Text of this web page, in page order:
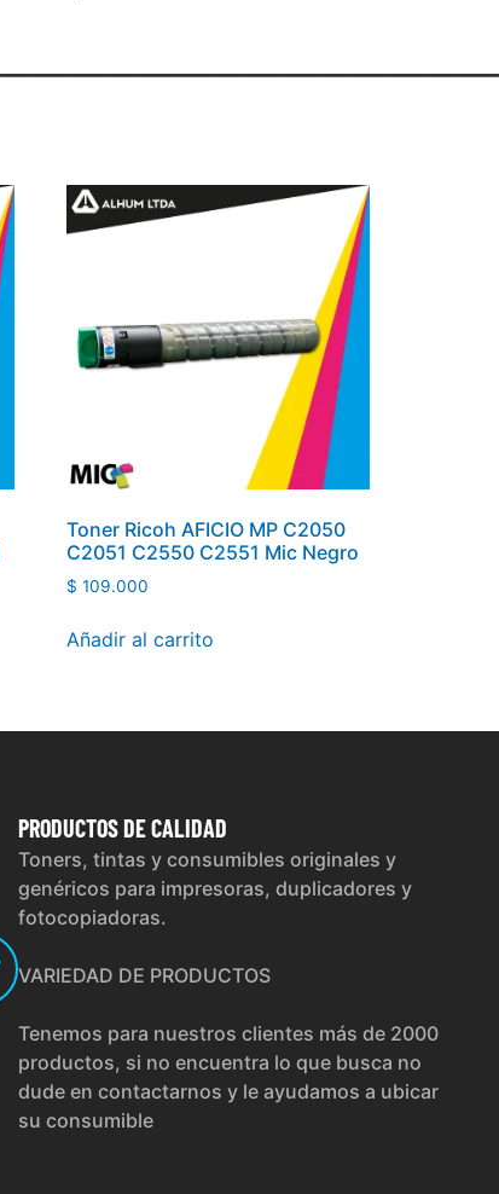
Toner Ricoh AFICIO MP C2050
C2051 C2550 C2551 Mic Negro
$ 109.000
Añadir al carrito
PRODUCTOSDE CALIDAD
Toners, tintas y consumibles originales y
genéricos para impresoras, duplicadores y
fotocopiadoras.
VARIEDAD DE PRODUCTOS
Tenemos para nuestros clientes más de 2000
productos, si no encuentra lo que busca no
dude en contactarnos y le ayudamos a ubicar
su consumible